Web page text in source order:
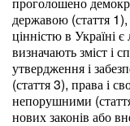
державою (стаття
цінністю в Україні є
визначають зміст і
утвердження і
(стаття 3), права і
непорушними
нових законів або